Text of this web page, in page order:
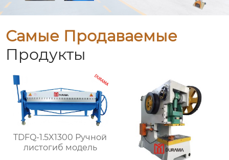
Самые Продаваемые
Продукты
TDFQ-1.5X1300 Ручной
листогиб модель